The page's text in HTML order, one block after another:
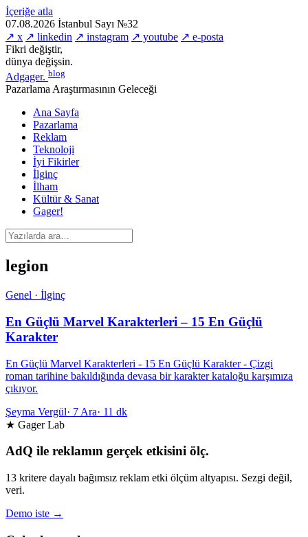
İçeriğe atla
07.08.2026 İstanbul Sayı №32
↗ x ↗ linkedin ↗ instagram ↗ youtube ↗ e-posta
Fikri değiştir,
dünya değişsin.
Adgager. blog
Pazarlama Araştırmasının Geleceği
Ana Sayfa
Pazarlama
Reklam
Teknoloji
İyi Fikirler
İlginç
İlham
Kültür & Sanat
Gager!
legion
Genel · İlginç
En Güçlü Marvel Karakterleri – 15 En Güçlü
Karakter
En Güçlü Marvel Karakterleri - 15 En Güçlü Karakter - Çizgi
roman tarihine bakıldığında devasa bir karakter kataloğu karşımıza
çıkıyor.
Şeyma Vergül· 7 Ara· 11 dk
★ Gager Lab
AdQ ile reklamın gerçek etkisini ölç.
13 kritere dayalı bağımsız reklam etki ölçüm altyapısı. Sezgi değil,
veri.
Demo iste →